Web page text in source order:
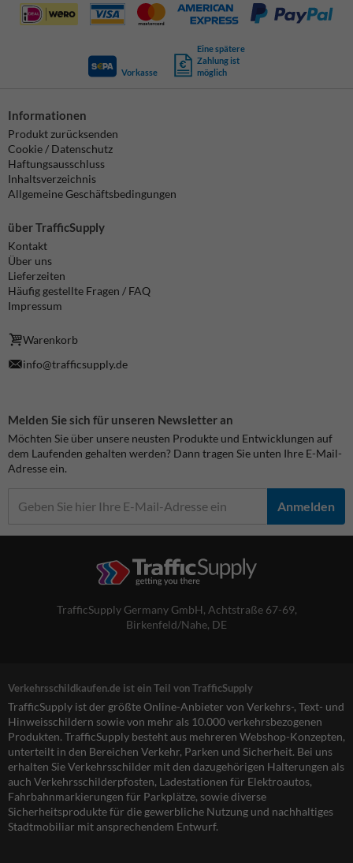
Vorkasse
Eine spätere
Zahlung ist
möglich
Informationen
Produkt zurücksenden
Cookie / Datenschutz
Haftungsausschluss
Inhaltsverzeichnis
Allgemeine Geschäftsbedingungen
über TrafficSupply
Kontakt
Über uns
Lieferzeiten
Häufig gestellte Fragen / FAQ
Impressum
Warenkorb
info@trafficsupply.de
Melden Sie sich für unseren Newsletter an
Möchten Sie über unsere neusten Produkte und Entwicklungen auf
dem Laufenden gehalten werden? Dann tragen Sie unten Ihre E-Mail-
Adresse ein.
Anmelden
TrafficSupply Germany GmbH, Achtstraße 67-69,
Birkenfeld/Nahe, DE
Verkehrsschildkaufen.de ist ein Teil von TrafficSupply
TrafficSupply ist der größte Online-Anbieter von Verkehrs-, Text- und
Hinweisschildern sowie von mehr als 10.000 verkehrsbezogenen
Produkten. TrafficSupply besteht aus mehreren Webshop-Konzepten,
unterteilt in den Bereichen Verkehr, Parken und Sicherheit. Bei uns
erhalten Sie Verkehrsschilder mit den dazugehörigen Halterungen als
auch Verkehrsschilderpfosten, Ladestationen für Elektroautos,
Fahrbahnmarkierungen für Parkplätze, sowie diverse
Sicherheitsprodukte für die gewerbliche Nutzung und nachhaltiges
Stadtmobiliar mit ansprechendem Entwurf.